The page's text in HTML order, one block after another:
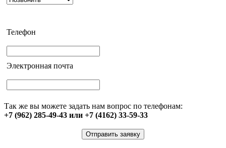
Телефон
Электронная почта
Так же вы можете задать нам вопрос по телефонам:
+7 (962) 285-49-43 или +7 (4162) 33-59-33
Отправить заявку